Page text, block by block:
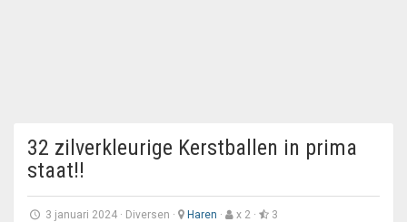
32 zilverkleurige Kerstballen in prima
staat!!
3 januari 2024· Diversen · Haren · x 2 · 3